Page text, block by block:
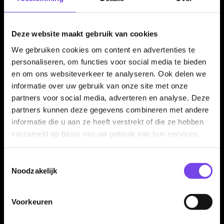
Deze website maakt gebruik van cookies
We gebruiken cookies om content en advertenties te
personaliseren, om functies voor social media te bieden
en om ons websiteverkeer te analyseren. Ook delen we
informatie over uw gebruik van onze site met onze
partners voor social media, adverteren en analyse. Deze
partners kunnen deze gegevens combineren met andere
informatie die u aan ze heeft verstrekt of die ze hebben
verzameld op basis van uw gebruik van hun services.
Noodzakelijk
Voorkeuren
fijne grip, controle en een rustige release. De set past goed bij
spelers die niet te veel grip willen, maar wel voldoende
Professionele steeltip dartpijlen
Deze Legend Darts Pro Series V18 dartpijlen zijn uitgevoerd
als steeltip darts en bedoeld voor gebruik op een sisal
dartbord. Door de combinatie van 90% tungsten, microgrip en
complete levering is dit een set voor spelers die serieus met
hun materiaal bezig zijn.
Compleet geleverd als set van 3 dartpijlen
complete set van drie steeltip darts met Legend shafts en